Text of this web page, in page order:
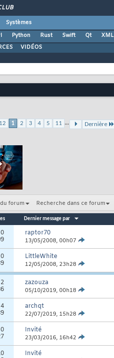
Systèmes
Python Rust Swift Qt XML
VIDÉOS
1 2 3 4 5 11 ... Dernière
forum Recherche dans ce forum
Dernier message par
0
raptor70
13/05/2008, 00h07
0
LittleWhite
12/05/2008, 23h28
2
zazouza
05/10/2019, 00h18
4
archqt
22/07/2019, 15h28
0
Invité
23/03/2016, 16h42
Invité